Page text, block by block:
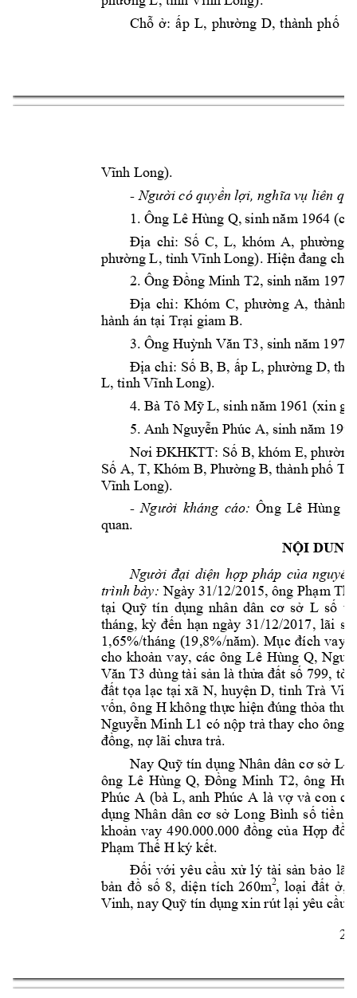
Chỗ ở: ấp L, phường D, thành phố
2
Vĩnh Long).
- 
1. Ông Lê Hùng Q, sinh năm 1964 (có
Địa chỉ: Số C, L, khóm A, phường
phường L, tỉnh Vĩnh Long). Hiện đang chấ
2. Ông Đồng Minh T2, sinh năm
Địa chỉ: Khóm C, phường A, thành
hành án tại Trại giam B.
3. Ông Huỳnh Văn T3, sinh năm
Địa chỉ: Số B, B, ấp L, phường D,
L, tỉnh Vĩnh Long).
4. Bà Tô Mỹ L, sinh năm 1961 (xin
5. Anh Nguyễn Phúc A, sinh năm
Nơi ĐKHKTT: Số B, khóm E,
Số A, T, Khóm B, Phường B, thành phố T,
Vĩnh Long).
-    Ông Lê Hùng
quan.
NỘI
     
trình bày: Ngày 31/12/2015, ông Phạm
tại Quỹ tín dụng nhân dân cơ sở L số
tháng, kỳ đến hạn ngày 31/12/2017, lãi
1,65%/tháng (19,8%/năm). Mục đích vay
cho khoản vay, các ông Lê Hùng Q,
Văn T3 dùng tài sản là thửa đất số 799, tờ
đất tọa lạc tại xã N, huyện D, tỉnh Trà V
vốn, ông H không thực hiện đúng thỏa
Nguyễn Minh L1 có nộp trả thay cho ông
đồng, nợ lãi chưa trả.
Nay Quỹ tín dụng Nhân dân cơ sở L4
ông Lê Hùng Q, Đồng Minh T2, ông Huỳ
Phúc A (bà L, anh Phúc A là vợ và con
dụng Nhân dân cơ sở Long Bình số tiền
khoản vay 490.000.000 đồng của Hợp
Phạm Thế H ký kết.
Đối với yêu cầu xử lý tài sản bảo
bản đồ số 8, diện tích 260m2, loại đất ở,
Vinh, nay Quỹ tín dụng xin rút lại yêu cầu